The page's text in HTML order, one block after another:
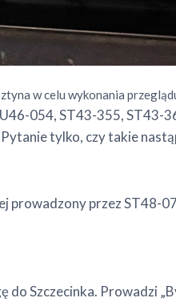
w celu wykonania
054, ST43-355, ST43-
tylko, czy takie
prowadzony przez ST48-
Szczecinka. Prowadzi